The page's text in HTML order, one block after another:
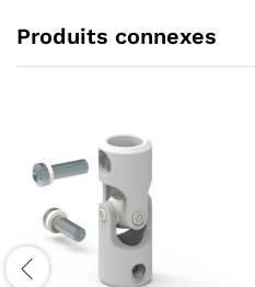
Produits connexes